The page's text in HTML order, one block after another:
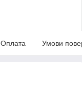
Оплата Умови